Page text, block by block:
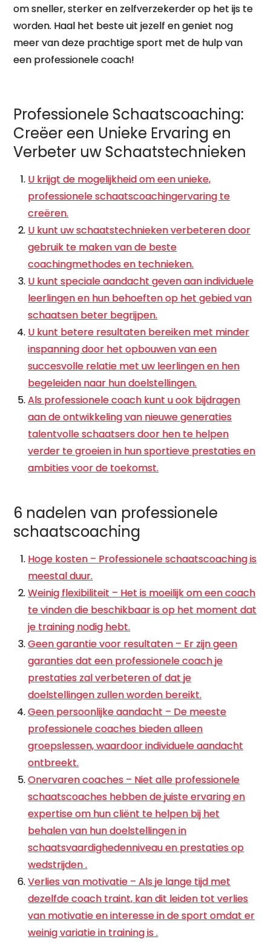
om sneller, sterker en zelfverzekerder op het ijs te
worden. Haal het beste uit jezelf en geniet nog
meer van deze prachtige sport met de hulp van
een professionele coach!
Professionele Schaatscoaching:
Creëer een Unieke Ervaring en
Verbeter uw Schaatstechnieken
U krijgt de mogelijkheid om een unieke,
professionele schaatscoachingervaring te
creëren.
U kunt uw schaatstechnieken verbeteren door
gebruik te maken van de beste
coachingmethodes en technieken.
U kunt speciale aandacht geven aan individuele
leerlingen en hun behoeften op het gebied van
schaatsen beter begrijpen.
U kunt betere resultaten bereiken met minder
inspanning door het opbouwen van een
succesvolle relatie met uw leerlingen en hen
begeleiden naar hun doelstellingen.
Als professionele coach kunt u ook bijdragen
aan de ontwikkeling van nieuwe generaties
talentvolle schaatsers door hen te helpen
verder te groeien in hun sportieve prestaties en
ambities voor de toekomst.
6 nadelen van professionele
schaatscoaching
Hoge kosten – Professionele schaatscoaching is
meestal duur.
Weinig flexibiliteit – Het is moeilijk om een coach
te vinden die beschikbaar is op het moment dat
je training nodig hebt.
Geen garantie voor resultaten – Er zijn geen
garanties dat een professionele coach je
prestaties zal verbeteren of dat je
doelstellingen zullen worden bereikt.
Geen persoonlijke aandacht – De meeste
professionele coaches bieden alleen
groepslessen, waardoor individuele aandacht
ontbreekt.
Onervaren coaches – Niet alle professionele
schaatscoaches hebben de juiste ervaring en
expertise om hun cliënt te helpen bij het
behalen van hun doelstellingen in
schaatsvaardighedenniveau en prestaties op
wedstrijden .
Verlies van motivatie – Als je lange tijd met
dezelfde coach traint, kan dit leiden tot verlies
van motivatie en interesse in de sport omdat er
weinig variatie in training is .